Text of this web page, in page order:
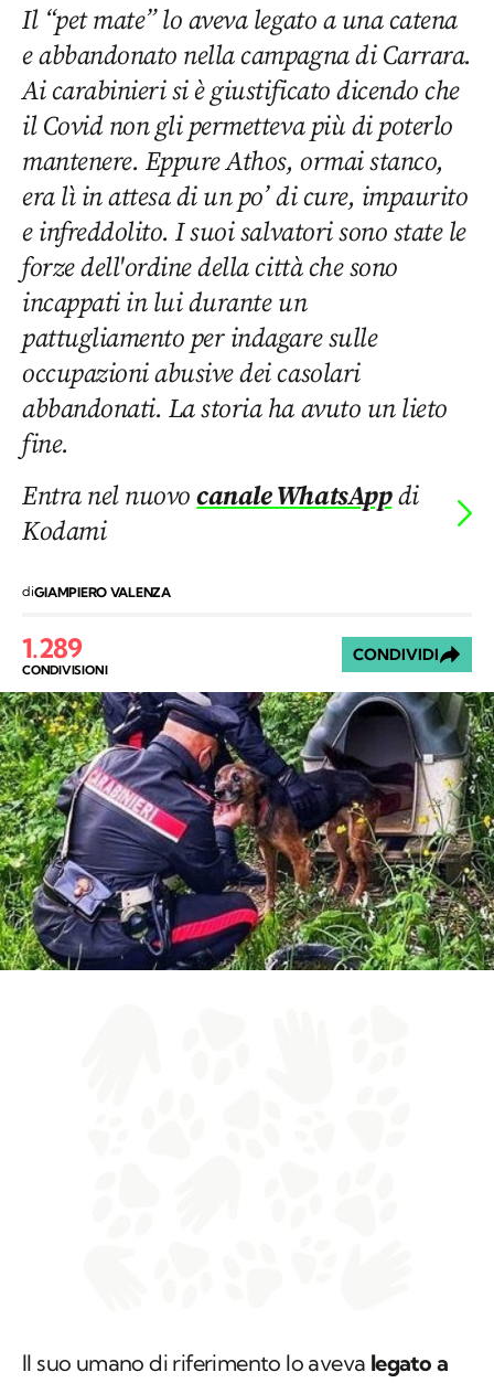
Il “pet mate” lo aveva legato a una catena
e abbandonato nella campagna di Carrara.
Ai carabinieri si è giustificato dicendo che
il Covid non gli permetteva più di poterlo
mantenere. Eppure Athos, ormai stanco,
era lì in attesa di un po’ di cure, impaurito
e infreddolito. I suoi salvatori sono state le
forze dell'ordine della città che sono
incappati in lui durante un
pattugliamento per indagare sulle
occupazioni abusive dei casolari
abbandonati. La storia ha avuto un lieto
fine.
Entra nel nuovocanale WhatsAppdi
Kodami
diGIAMPIERO VALENZA
1.289
CONDIVISIONI
CONDIVIDI
Il suo umano di riferimento lo aveva legato a